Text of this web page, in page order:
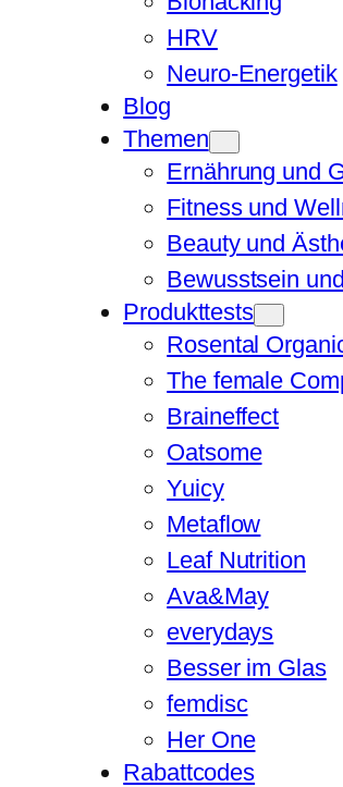
HRV
Neuro-Energetik
Blog
Themen
Ernährung und
Fitness und
Beauty und
Bewusstsein
Produkttests
Rosental
The female
Braineffect
Oatsome
Yuicy
Metaflow
Leaf Nutrition
Ava&May
everydays
Besser im Glas
femdisc
Her One
Rabattcodes